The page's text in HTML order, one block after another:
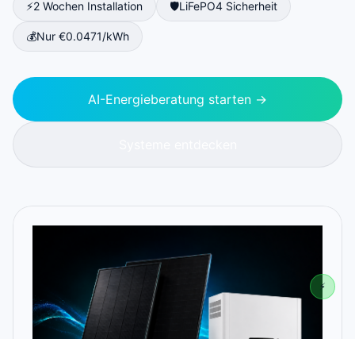
⚡2 Wochen Installation 🛡️LiFePO4 Sicherheit
💰Nur €0.0471/kWh
AI-Energieberatung starten →
⚡